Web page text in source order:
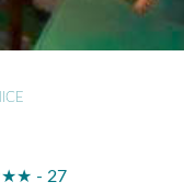
- 27